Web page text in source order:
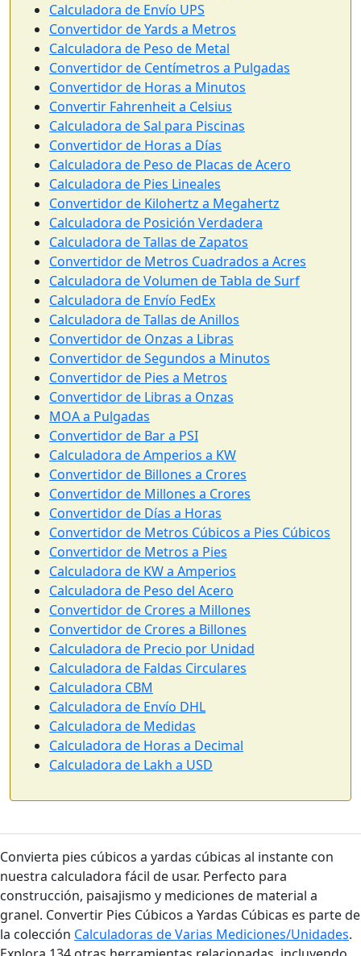
Calculadora de Envío UPS
Convertidor de Yards a Metros
Calculadora de Peso de Metal
Convertidor de Centímetros a Pulgadas
Convertidor de Horas a Minutos
Convertir Fahrenheit a Celsius
Calculadora de Sal para Piscinas
Convertidor de Horas a Días
Calculadora de Peso de Placas de Acero
Calculadora de Pies Lineales
Convertidor de Kilohertz a Megahertz
Calculadora de Posición Verdadera
Calculadora de Tallas de Zapatos
Convertidor de Metros Cuadrados a Acres
Calculadora de Volumen de Tabla de Surf
Calculadora de Envío FedEx
Calculadora de Tallas de Anillos
Convertidor de Onzas a Libras
Convertidor de Segundos a Minutos
Convertidor de Pies a Metros
Convertidor de Libras a Onzas
MOA a Pulgadas
Convertidor de Bar a PSI
Calculadora de Amperios a KW
Convertidor de Billones a Crores
Convertidor de Millones a Crores
Convertidor de Días a Horas
Convertidor de Metros Cúbicos a Pies Cúbicos
Convertidor de Metros a Pies
Calculadora de KW a Amperios
Calculadora de Peso del Acero
Convertidor de Crores a Millones
Convertidor de Crores a Billones
Calculadora de Precio por Unidad
Calculadora de Faldas Circulares
Calculadora CBM
Calculadora de Envío DHL
Calculadora de Medidas
Calculadora de Horas a Decimal
Calculadora de Lakh a USD
Convierta pies cúbicos a yardas cúbicas al instante con
nuestra calculadora fácil de usar. Perfecto para
construcción, paisajismo y mediciones de material a
granel. Convertir Pies Cúbicos a Yardas Cúbicas es parte de
la colección Calculadoras de Varias Mediciones/Unidades.